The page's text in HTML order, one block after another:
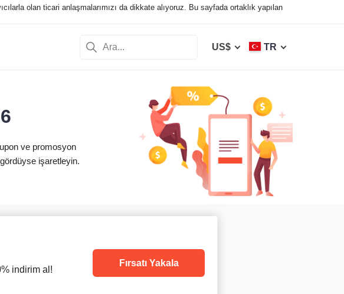
olan ticari anlaşmalarımızı da dikkate alıyoruz. Bu sayfada ortaklık yapılan
US$ TR
ve promosyon
işaretleyin.
indirim al!
Fırsatı Yakala